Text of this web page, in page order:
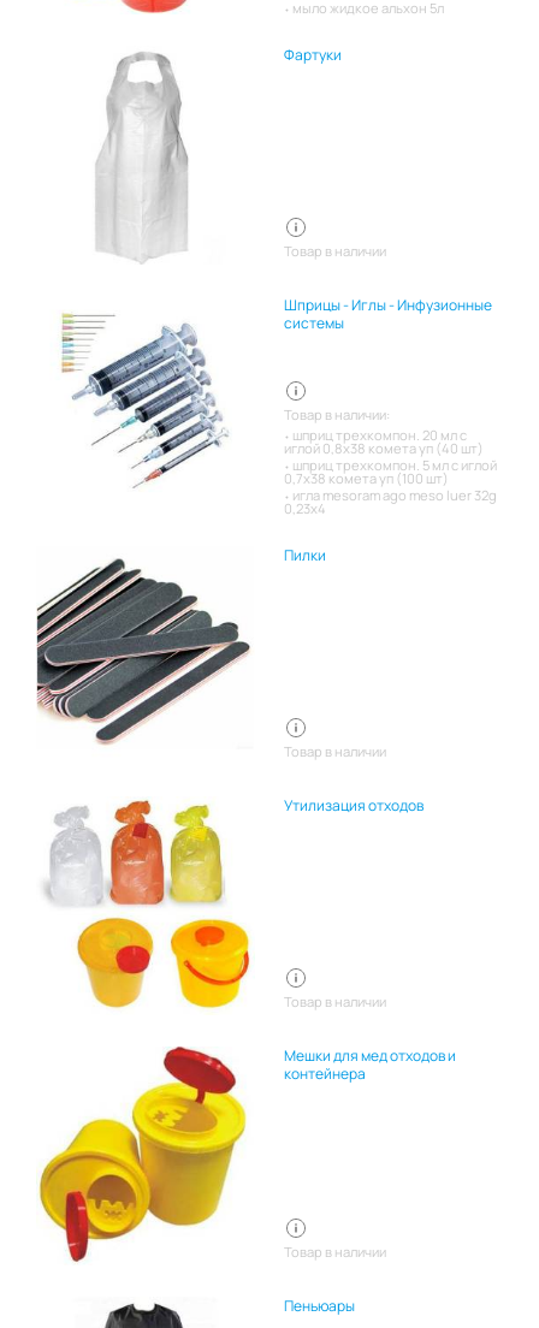
мыло жидкое альхон 5л
Фартуки
Товар в наличии
Шприцы - Иглы - Инфузионные
системы
Товар в наличии:
шприц трехкомпон. 20 мл с
иглой 0,8х38 комета уп (40 шт)
шприц трехкомпон. 5 мл с иглой
0,7х38 комета уп (100 шт)
игла mesoram ago meso luer 32g
0,23x4
Пилки
Товар в наличии
Утилизация отходов
Товар в наличии
Мешки для мед отходов и
контейнера
Товар в наличии
Пеньюары